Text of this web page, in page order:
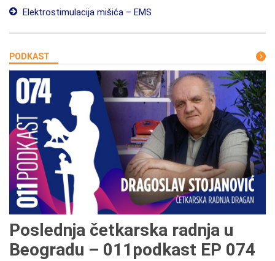
Elektrostimulacija mišića – EMS
PODKAST
Poslednja četkarska radnja u
Beogradu – 011podkast EP 074